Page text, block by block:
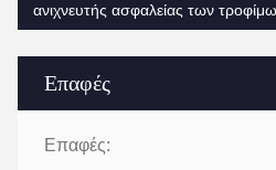
Επαφές
Επαφές:
ανιχνευτής ασφαλείας των